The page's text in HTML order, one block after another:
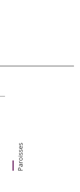
Paroisses